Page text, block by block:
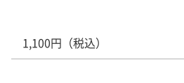
1,100円（税込）